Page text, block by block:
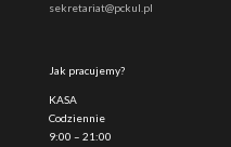
sekretariat@pckul.pl
Jak pracujemy?
KASA
Codziennie
9:00 – 21:00